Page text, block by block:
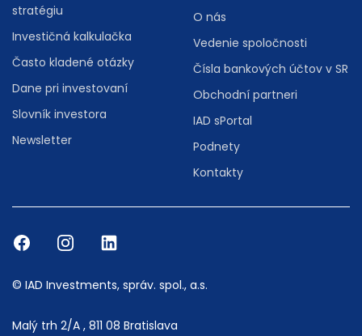
stratégiu
Investičná kalkulačka
Často kladené otázky
Dane pri investovaní
Slovník investora
Newsletter
O nás
Vedenie spoločnosti
Čísla bankových účtov v SR
Obchodní partneri
IAD sPortal
Podnety
Kontakty
© IAD Investments, správ. spol., a.s.
Malý trh 2/A , 811 08 Bratislava